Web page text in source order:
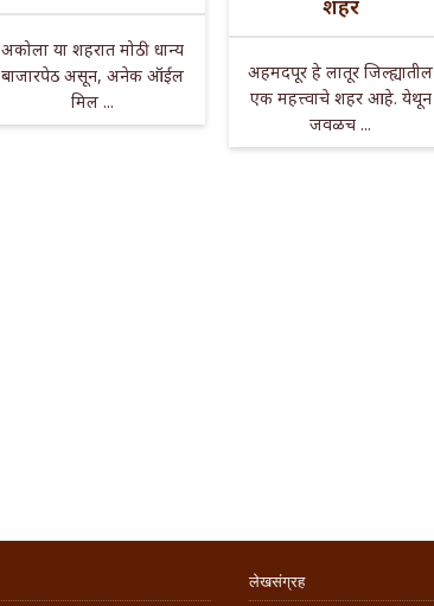
अकोला या शहरात मोठी धान्य
बाजारपेठ असून, अनेक ऑईल
मिल ...
शहर
अहमदपूर हे लातूर जिल्ह्यातील
एक महत्त्वाचे शहर आहे. येथून
जवळच ...
लेखसंग्रह